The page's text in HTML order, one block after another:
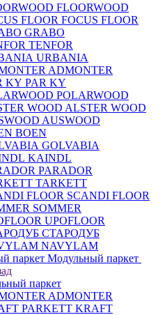
FOCUS FLOOR
GRABO
TENFOR
URBANIA
ADMONTER
PAR KY
POLARWOOD
ALSTER WOOD
AUSWOOD
BOEN
GOLVABIA
KAINDL
PARADOR
TARKETT
SCANDI FLOOR
SOMMER
UPOFLOOR
СТАРОДУБ
NAVYLAM
Модульный паркет
паркет
ADMONTER
KRAFT